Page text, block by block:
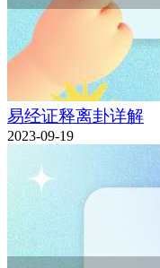
易经证释离卦详解
2023-09-19